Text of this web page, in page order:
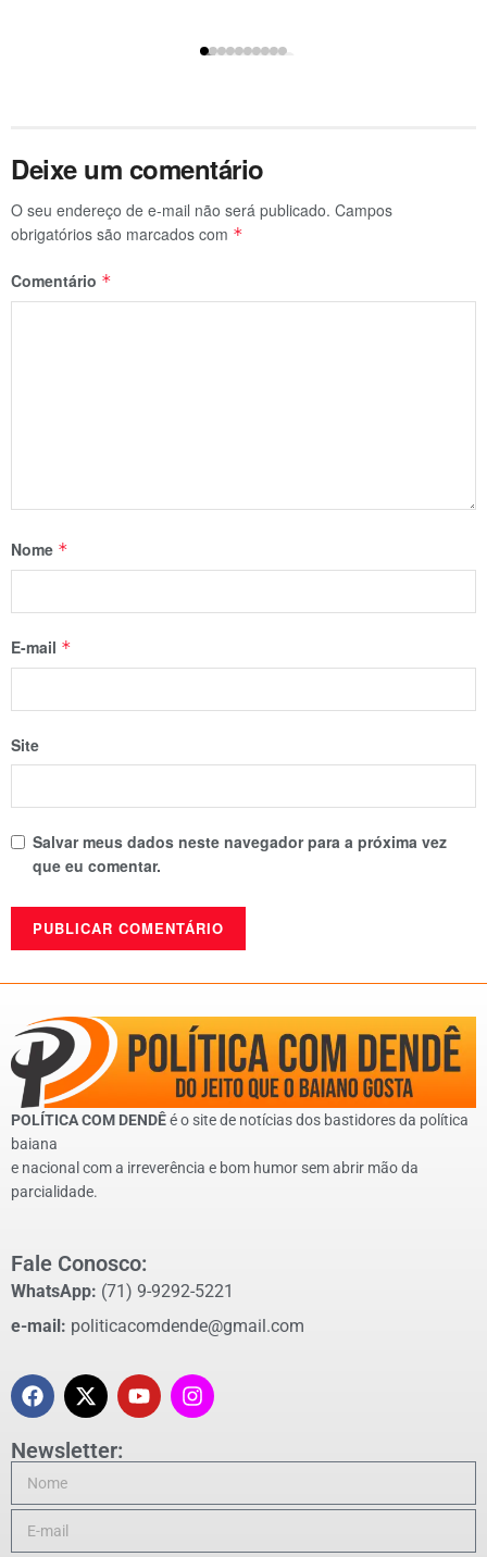
Deixe um comentário
O seu endereço de e-mail não será publicado. Campos
obrigatórios são marcados com *
Comentário *
Nome *
E-mail *
Site
Salvar meus dados neste navegador para a próxima vez
que eu comentar.
POLÍTICA COM DENDÊé o site de notícias dos bastidores da política
baiana
e nacional com a irreverência e bom humor sem abrir mão da
parcialidade.
Fale Conosco:
WhatsApp: (71) 9-9292-5221
e-mail: politicacomdende@gmail.com
Newsletter: